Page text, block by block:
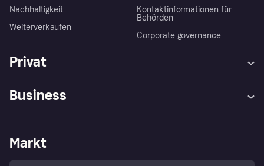
Nachhaltigkeit
Weiterverkaufen
Kontaktinformationen für
Behörden
Corporate governance
Privat
Klarna App
Shops entdecken
Dein Widerrufsrecht
Business
Händlerportal
Markt